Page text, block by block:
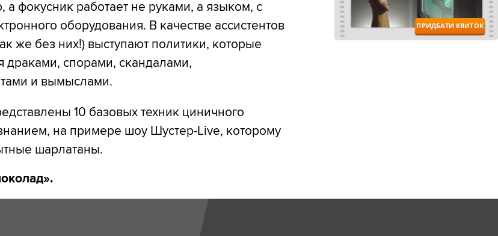
а фокусник работает не руками, а языком, с
оборудования. В качестве ассистентов
же без них!) выступают политики, которые
драками, спорами, скандалами,
и вымыслами.
10 базовых техник циничного
на примере шоу Шустер-Live, которому
шарлатаны.